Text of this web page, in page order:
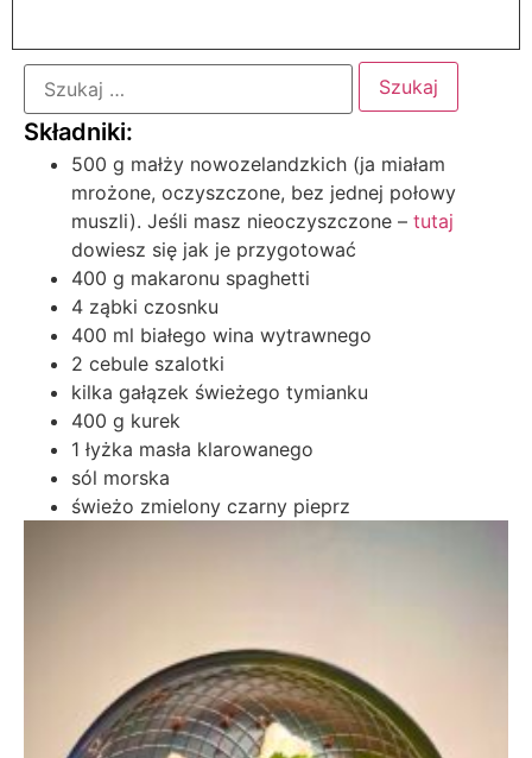
500 g małży nowozelandzkich (ja miałam
mrożone, oczyszczone, bez jednej połowy
muszli). Jeśli masz nieoczyszczone – tutaj
dowiesz się jak je przygotować
400 g makaronu spaghetti
4 ząbki czosnku
400 ml białego wina wytrawnego
2 cebule szalotki
kilka gałązek świeżego tymianku
400 g kurek
1 łyżka masła klarowanego
sól morska
świeżo zmielony czarny pieprz